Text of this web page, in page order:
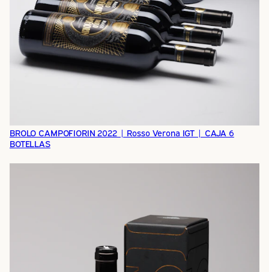
BROLO CAMPOFIORIN 2022 | Rosso Verona IGT | CAJA 6
BOTELLAS